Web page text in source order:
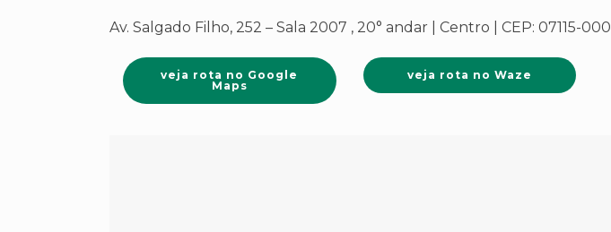
Av. Salgado Filho, 252 – Sala 2007 , 20° andar | Centro | CEP: 07115-000
veja rota no Google
Maps
veja rota no Waze